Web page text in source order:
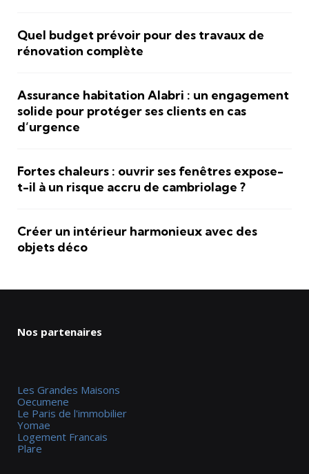
Quel budget prévoir pour des travaux de
rénovation complète
Assurance habitation Alabri : un engagement
solide pour protéger ses clients en cas
d’urgence
Fortes chaleurs : ouvrir ses fenêtres expose-
t-il à un risque accru de cambriolage ?
Créer un intérieur harmonieux avec des
objets déco
Nos partenaires
Les Grandes Maisons
Oecumene
Le Paris de l'immobilier
Yomae
Logement Francais
Plare